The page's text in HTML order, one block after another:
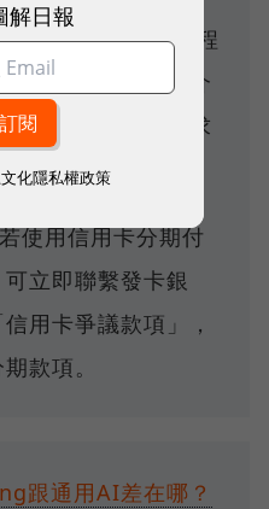
官申訴，啟動調解程
文件，由消保官介
也最有效的官方求
使用信用卡分期付
立即聯繫發卡銀
用卡爭議款項」，
款項。
跟通用AI差在哪？
解日報
化隱私權政策